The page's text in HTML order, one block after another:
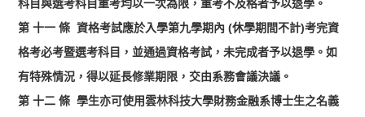
科目與選考科目重考均以一次為限，重考不及格者予以退學。
第 十一 條 資格考試應於入學第九學期內 (休學期間不計)考完資
格考必考暨選考科目，並通過資格考試，未完成者予以退學。如
有特殊情況，得以延長修業期限，交由系務會議決議。
第 十二 條學生亦可使用雲林科技大學財務金融系博士生之名義